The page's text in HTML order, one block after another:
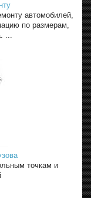
автомобилей,
по размерам,
...
точкам и